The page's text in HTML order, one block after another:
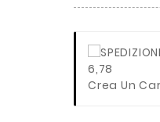
6,78
Crea Un